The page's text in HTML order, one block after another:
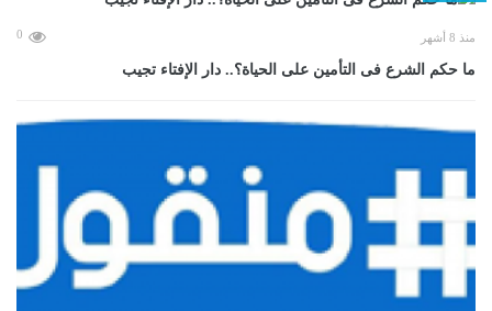
منذ 8 أشهر 0
ما حكم الشرع فى التأمين على الحياة؟.. دار الإفتاء تجيب